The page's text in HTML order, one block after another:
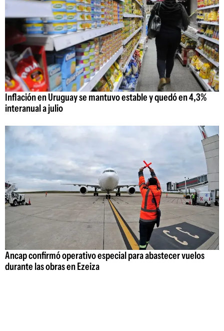
Inflación en Uruguay se mantuvo estable y quedó en 4,3%
interanual a julio
Ancap confirmó operativo especial para abastecer vuelos
durante las obras en Ezeiza